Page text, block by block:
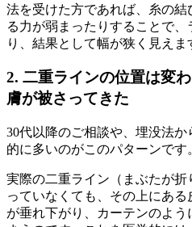
法を受けた方であれば、糸の結
る力が弱まったりすることで
り、結果として幅が狭く見えま
2. 二重ラインの位置は変
膚が被さってきた
30代以降のご相談や、埋没法
的に多いのがこのパターンです
実際の二重ライン（まぶたが
っていなくても、その上にある
が垂れ下がり、カーテンのよ